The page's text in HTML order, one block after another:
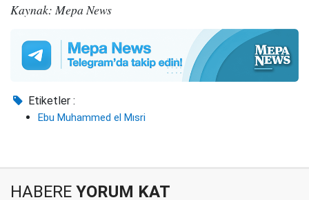
Kaynak: Mepa News
Etiketler :
Ebu Muhammed el Mısri
HABERE YORUM KAT